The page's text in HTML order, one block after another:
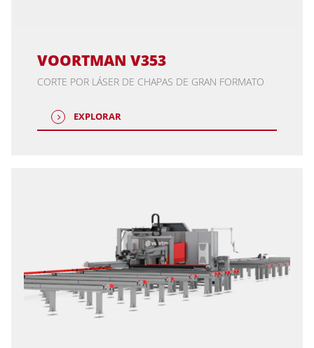
VOORTMAN V353
CORTE POR LÁSER DE CHAPAS DE GRAN FORMATO
EXPLORAR